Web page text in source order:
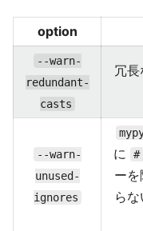
option
--warn-
redundant-
casts
冗
--warn-
unused-
ignores
に
ー
ら